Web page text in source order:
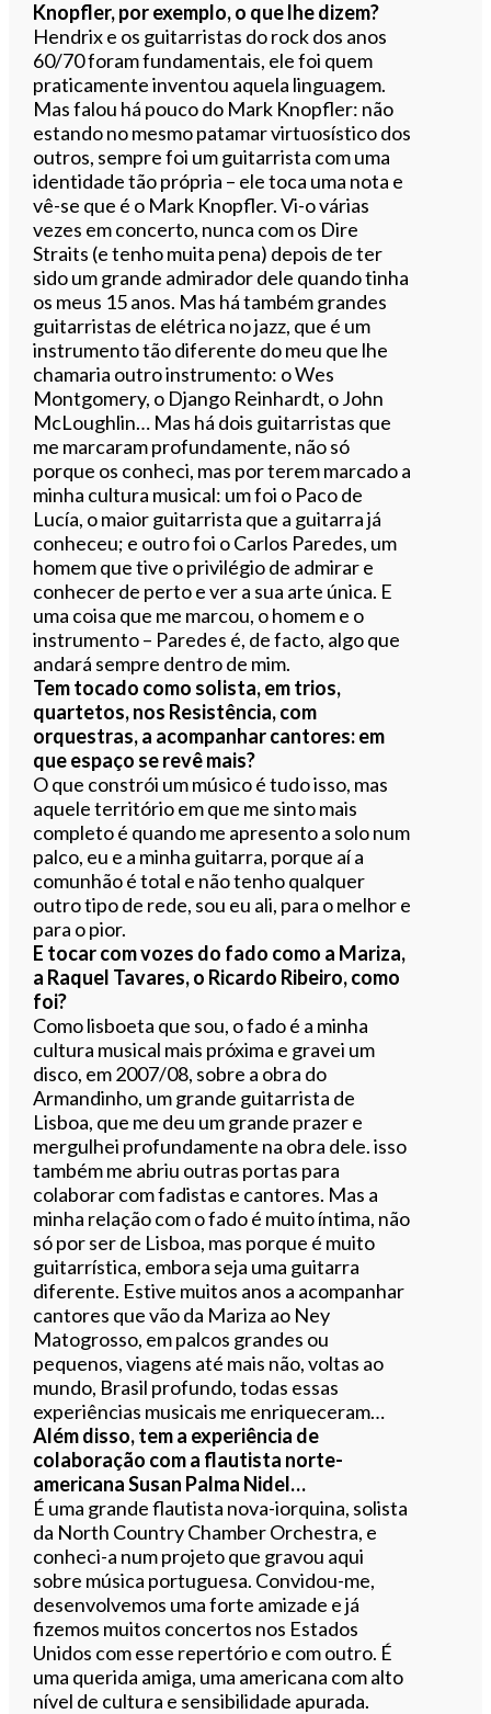
Knopfler, por exemplo, o que lhe dizem?
Hendrix e os guitarristas do rock dos anos
60/70 foram fundamentais, ele foi quem
praticamente inventou aquela linguagem.
Mas falou há pouco do Mark Knopfler: não
estando no mesmo patamar virtuosístico dos
outros, sempre foi um guitarrista com uma
identidade tão própria – ele toca uma nota e
vê-se que é o Mark Knopfler. Vi-o várias
vezes em concerto, nunca com os Dire
Straits (e tenho muita pena) depois de ter
sido um grande admirador dele quando tinha
os meus 15 anos. Mas há também grandes
guitarristas de elétrica no jazz, que é um
instrumento tão diferente do meu que lhe
chamaria outro instrumento: o Wes
Montgomery, o Django Reinhardt, o John
McLoughlin… Mas há dois guitarristas que
me marcaram profundamente, não só
porque os conheci, mas por terem marcado a
minha cultura musical: um foi o Paco de
Lucía, o maior guitarrista que a guitarra já
conheceu; e outro foi o Carlos Paredes, um
homem que tive o privilégio de admirar e
conhecer de perto e ver a sua arte única. E
uma coisa que me marcou, o homem e o
instrumento – Paredes é, de facto, algo que
andará sempre dentro de mim.
Tem tocado como solista, em trios,
quartetos, nos Resistência, com
orquestras, a acompanhar cantores: em
que espaço se revê mais?
O que constrói um músico é tudo isso, mas
aquele território em que me sinto mais
completo é quando me apresento a solo num
palco, eu e a minha guitarra, porque aí a
comunhão é total e não tenho qualquer
outro tipo de rede, sou eu ali, para o melhor e
para o pior.
E tocar com vozes do fado como a Mariza,
a Raquel Tavares, o Ricardo Ribeiro, como
foi?
Como lisboeta que sou, o fado é a minha
cultura musical mais próxima e gravei um
disco, em 2007/08, sobre a obra do
Armandinho, um grande guitarrista de
Lisboa, que me deu um grande prazer e
mergulhei profundamente na obra dele. isso
também me abriu outras portas para
colaborar com fadistas e cantores. Mas a
minha relação com o fado é muito íntima, não
só por ser de Lisboa, mas porque é muito
guitarrística, embora seja uma guitarra
diferente. Estive muitos anos a acompanhar
cantores que vão da Mariza ao Ney
Matogrosso, em palcos grandes ou
pequenos, viagens até mais não, voltas ao
mundo, Brasil profundo, todas essas
experiências musicais me enriqueceram…
Além disso, tem a experiência de
colaboração com a flautista norte-
americana Susan Palma Nidel…
É uma grande flautista nova-iorquina, solista
da North Country Chamber Orchestra, e
conheci-a num projeto que gravou aqui
sobre música portuguesa. Convidou-me,
desenvolvemos uma forte amizade e já
fizemos muitos concertos nos Estados
Unidos com esse repertório e com outro. É
uma querida amiga, uma americana com alto
nível de cultura e sensibilidade apurada.